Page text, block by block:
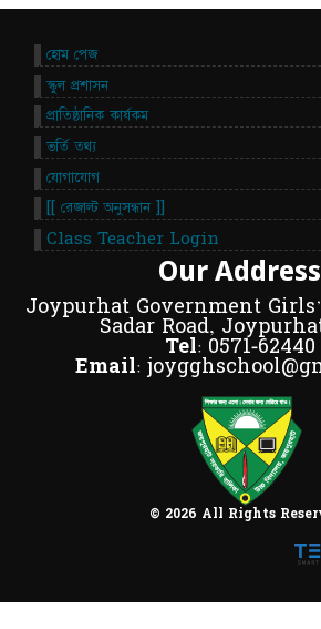
© 2026 All Rights
Our Address
Joypurhat Government
Sadar Road,
Tel: 0571-62440
Email:
হোম পেজ
স্কুল প্রশাসন
প্রাতিষ্ঠানিক কার্যকম
ভর্তি তথ্য
যোগাযোগ
[[ রেজাল্ট অনুসন্ধান ]]
Class Teacher Login